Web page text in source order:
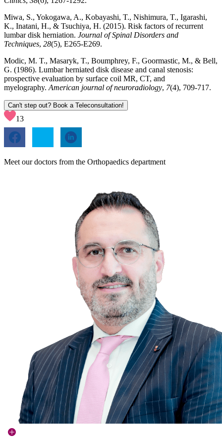
Miwa, S., Yokogawa, A., Kobayashi, T., Nishimura, T., Igarashi,
K., Inatani, H., & Tsuchiya, H. (2015). Risk factors of recurrent
lumbar disk herniation. Journal of Spinal Disorders and
Techniques, 28(5), E265-E269.
Modic, M. T., Masaryk, T., Boumphrey, F., Goormastic, M., & Bell,
G. (1986). Lumbar herniated disk disease and canal stenosis:
prospective evaluation by surface coil MR, CT, and
myelography.American journal of neuroradiology, 7(4), 709-717.
Can't step out? Book a Teleconsultation!
13
Meet our doctors from the Orthopaedics department